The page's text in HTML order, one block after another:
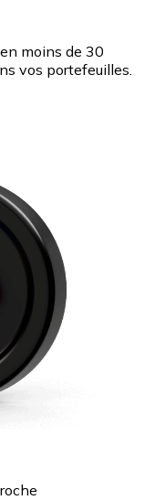
moins de 30
vos portefeuilles.